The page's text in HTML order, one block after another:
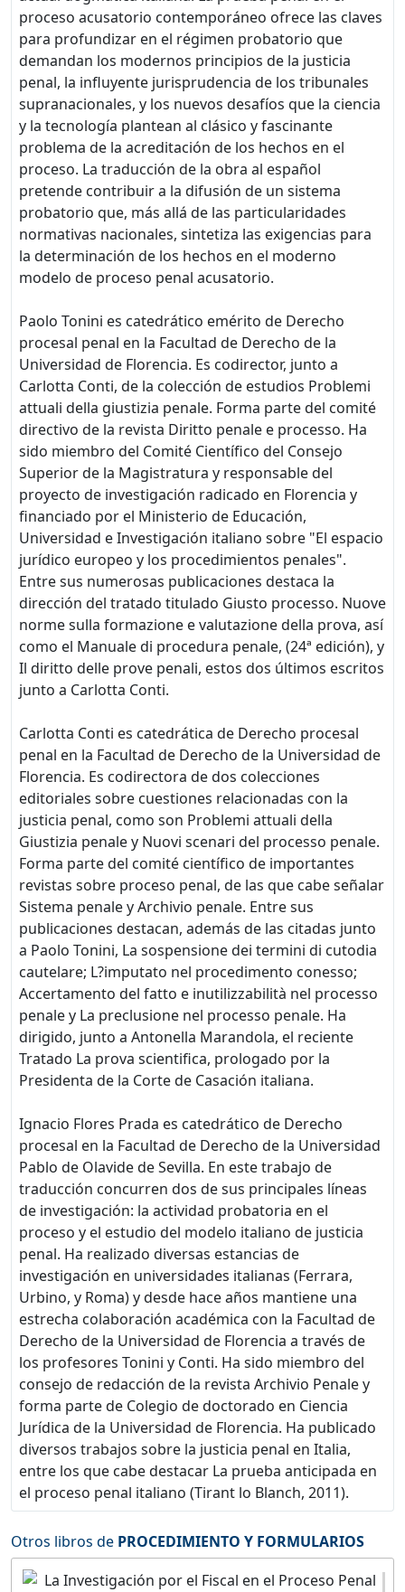
proceso acusatorio contemporáneo ofrece las claves
para profundizar en el régimen probatorio que
demandan los modernos principios de la justicia
penal, la influyente jurisprudencia de los tribunales
supranacionales, y los nuevos desafíos que la ciencia
y la tecnología plantean al clásico y fascinante
problema de la acreditación de los hechos en el
proceso. La traducción de la obra al español
pretende contribuir a la difusión de un sistema
probatorio que, más allá de las particularidades
normativas nacionales, sintetiza las exigencias para
la determinación de los hechos en el moderno
modelo de proceso penal acusatorio.
Paolo Tonini es catedrático emérito de Derecho
procesal penal en la Facultad de Derecho de la
Universidad de Florencia. Es codirector, junto a
Carlotta Conti, de la colección de estudios Problemi
attuali della giustizia penale. Forma parte del comité
directivo de la revista Diritto penale e processo. Ha
sido miembro del Comité Científico del Consejo
Superior de la Magistratura y responsable del
proyecto de investigación radicado en Florencia y
financiado por el Ministerio de Educación,
Universidad e Investigación italiano sobre "El espacio
jurídico europeo y los procedimientos penales".
Entre sus numerosas publicaciones destaca la
dirección del tratado titulado Giusto processo. Nuove
norme sulla formazione e valutazione della prova, así
como el Manuale di procedura penale, (24ª edición), y
Il diritto delle prove penali, estos dos últimos escritos
junto a Carlotta Conti.
Carlotta Conti es catedrática de Derecho procesal
penal en la Facultad de Derecho de la Universidad de
Florencia. Es codirectora de dos colecciones
editoriales sobre cuestiones relacionadas con la
justicia penal, como son Problemi attuali della
Giustizia penale y Nuovi scenari del processo penale.
Forma parte del comité científico de importantes
revistas sobre proceso penal, de las que cabe señalar
Sistema penale y Archivio penale. Entre sus
publicaciones destacan, además de las citadas junto
a Paolo Tonini, La sospensione dei termini di cutodia
cautelare; L?imputato nel procedimento conesso;
Accertamento del fatto e inutilizzabilità nel processo
penale y La preclusione nel processo penale. Ha
dirigido, junto a Antonella Marandola, el reciente
Tratado La prova scientifica, prologado por la
Presidenta de la Corte de Casación italiana.
Ignacio Flores Prada es catedrático de Derecho
procesal en la Facultad de Derecho de la Universidad
Pablo de Olavide de Sevilla. En este trabajo de
traducción concurren dos de sus principales líneas
de investigación: la actividad probatoria en el
proceso y el estudio del modelo italiano de justicia
penal. Ha realizado diversas estancias de
investigación en universidades italianas (Ferrara,
Urbino, y Roma) y desde hace años mantiene una
estrecha colaboración académica con la Facultad de
Derecho de la Universidad de Florencia a través de
los profesores Tonini y Conti. Ha sido miembro del
consejo de redacción de la revista Archivio Penale y
forma parte de Colegio de doctorado en Ciencia
Jurídica de la Universidad de Florencia. Ha publicado
diversos trabajos sobre la justicia penal en Italia,
entre los que cabe destacar La prueba anticipada en
el proceso penal italiano (Tirant lo Blanch, 2011).
Otros libros de PROCEDIMIENTO Y FORMULARIOS